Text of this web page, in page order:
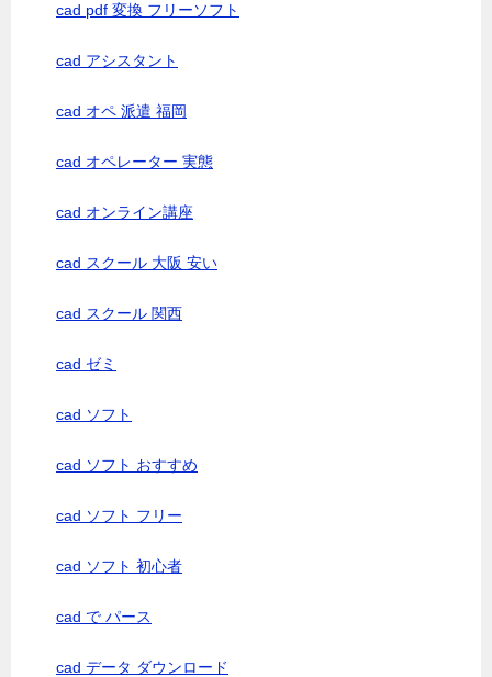
cad pdf 変換 フリーソフト
cad アシスタント
cad オペ 派遣 福岡
cad オペレーター 実態
cad オンライン講座
cad スクール 大阪 安い
cad スクール 関西
cad ゼミ
cad ソフト
cad ソフト おすすめ
cad ソフト フリー
cad ソフト 初心者
cad で パース
cad データ ダウンロード